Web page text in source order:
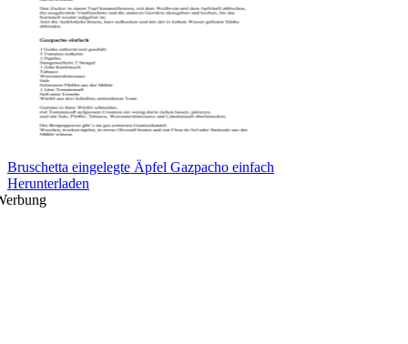
Bruschetta eingelegte Äpfel Gazpacho einfach
Herunterladen